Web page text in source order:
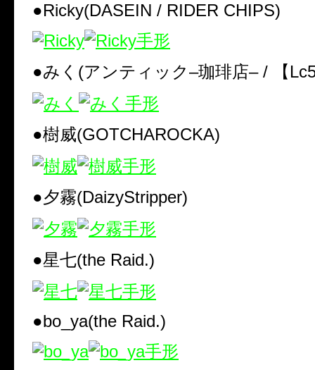
●Ricky(DASEIN / RIDER CHIPS)
●みく (アンティック–珈琲店– / 【
●樹威(GOTCHAROCKA)
●夕霧(DaizyStripper)
●星七(the Raid.)
●bo_ya(the Raid.)